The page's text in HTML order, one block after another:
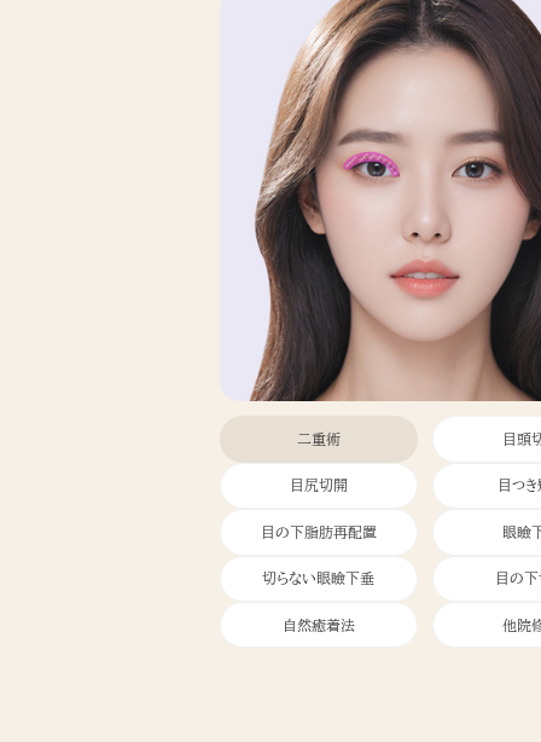
二重術 目頭
目尻切開 目つ
目の下脂肪再配置 眼瞼
切らない眼瞼下垂 目の
自然癒着法 他院